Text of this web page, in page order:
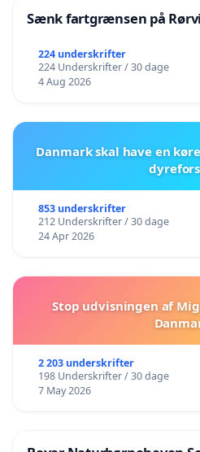
Sænk fartgrænsen på
224 underskrifter
224 Underskrifter / 30 dage
4 Aug 2026
Danmark skal have en
853 underskrifter
212 Underskrifter / 30 dage
24 Apr 2026
Stop udvisningen af
2 203 underskrifter
198 Underskrifter / 30 dage
7 May 2026